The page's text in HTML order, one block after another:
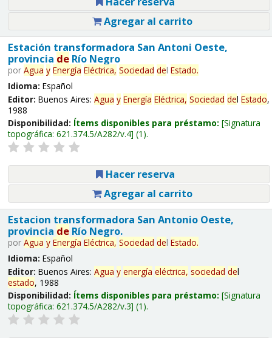
Agregar al carrito
Estación transformadora San Antoni Oeste,
provincia deRío Negro
por Agua y Energía Eléctrica, Sociedad del Estado.
Idioma: Español
Editor: Buenos Aires: Agua y Energía Eléctrica, Sociedad del Estado,
1988
Disponibilidad: Ítems disponibles para préstamo: Signatura
topográfica: 621.374.5/A282/v.4 (1).
Hacer reserva
Agregar al carrito
Estacion transformadora San Antonio Oeste,
provincia deRío Negro.
por Agua y Energía Eléctrica, Sociedad del Estado.
Idioma: Español
Editor: Buenos Aires: Agua y energía eléctrica, sociedad del
estado, 1988
Disponibilidad: Ítems disponibles para préstamo: Signatura
topográfica: 621.374.5/A282/v.3 (1).